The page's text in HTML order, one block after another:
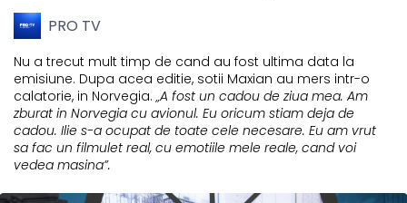
PRO TV
Nu a trecut mult timp de cand au fost ultima data la
emisiune. Dupa acea editie, sotii Maxian au mers intr-o
calatorie, in Norvegia.„A fost un cadou de ziua mea. Am
zburat in Norvegia cu avionul. Eu oricum stiam deja de
cadou. Ilie s-a ocupat de toate cele necesare. Eu am vrut
sa fac un filmulet real, cu emotiile mele reale, cand voi
vedea masina”.